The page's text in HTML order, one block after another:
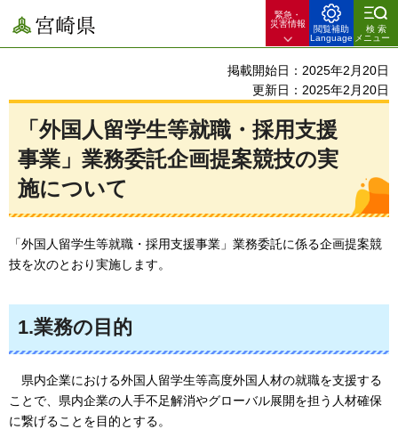
宮崎県
緊急・
災害情報
閲覧補助
Language
検索
メニュー
掲載開始日：2025年2月20日
更新日：2025年2月20日
「外国人留学生等就職・採用支援
事業」業務委託企画提案競技の実
施について
「外国人留学生等就職・採用支援事業」業務委託に係る企画提案競
技を次のとおり実施します。
1.業務の目的
県内企業における外国人留学生等高度外国人材の就職を支援する
ことで、県内企業の人手不足解消やグローバル展開を担う人材確保
に繋げることを目的とする。